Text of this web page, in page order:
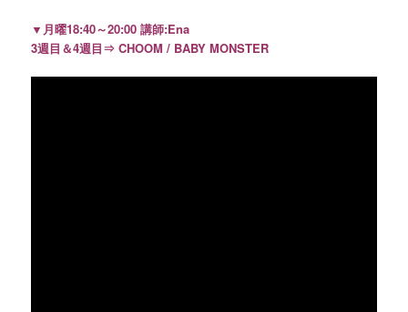
▼月曜18:40～20:00 講師:Ena
3週目＆4週目⇒ CHOOM / BABY MONSTER